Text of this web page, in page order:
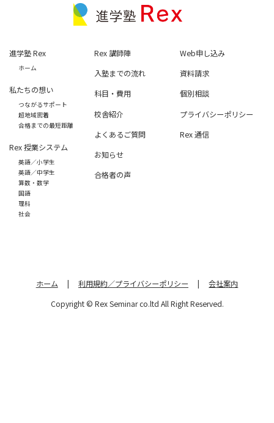
進学塾 Rex
ホーム
私たちの想い
つながるサポート
超地域密着
合格までの最短距離
Rex 授業システム
英語／小学生
英語／中学生
算数・数学
国語
理科
社会
Rex 講師陣
入塾までの流れ
科目・費用
校舎紹介
よくあるご質問
お知らせ
合格者の声
Web申し込み
資料請求
個別相談
プライバシーポリシー
Rex 通信
ホーム | 利用規約／プライバシーポリシー |
会社案内
Copyright © Rex Seminar co.ltd All Right Reserved.